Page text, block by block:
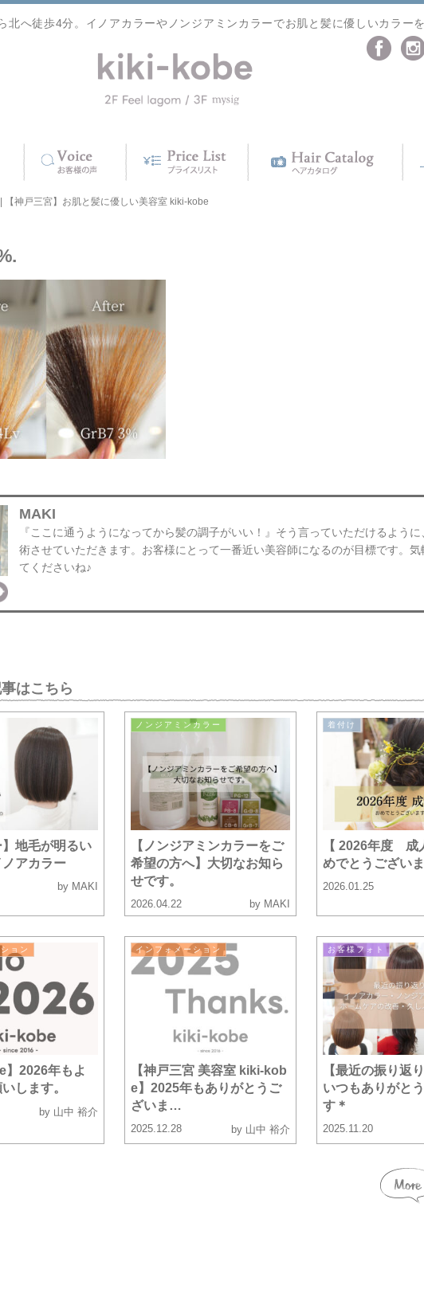
北へ徒歩4分。イノアカラーやノンジアミンカラーでお肌と髪に優しいカラー
【神戸三宮】お肌と髪に優しい美容室 kiki-kobe
MAKI
『ここに通うようになってから髪の調子がいい！』そう言っていただけるよう
術させていただきます。お客様にとって一番近い美容師になるのが目標です。気
てくださいね♪
はこちら
】地毛が明るい
ノアカラー
by MAKI
ノンジアミンカラー
【ノンジアミンカラーをご
希望の方へ】大切なお知ら
せです。
2026.04.22 by MAKI
着付け
【 2026年度 成
めでとうござい
2026.01.25
ョン
】2026年もよ
します。
by 山中 裕介
インフォメーション
【神戸三宮 美容室 kiki-kob
e】2025年もありがとうご
ざいま…
2025.12.28 by 山中 裕介
お客様フォト
【最近の振り返
いつもありがと
す＊
2025.11.20